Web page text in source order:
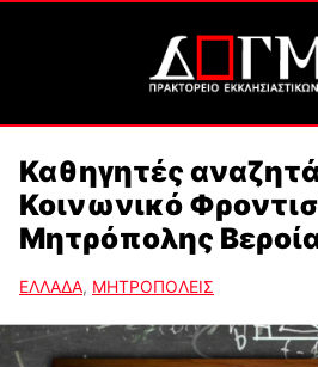
Καθηγητές
Κοινωνικό
Μητρόπολης
ΕΛΛΑΔΑ, ΜΗΤΡΟΠΟΛΕΙΣ